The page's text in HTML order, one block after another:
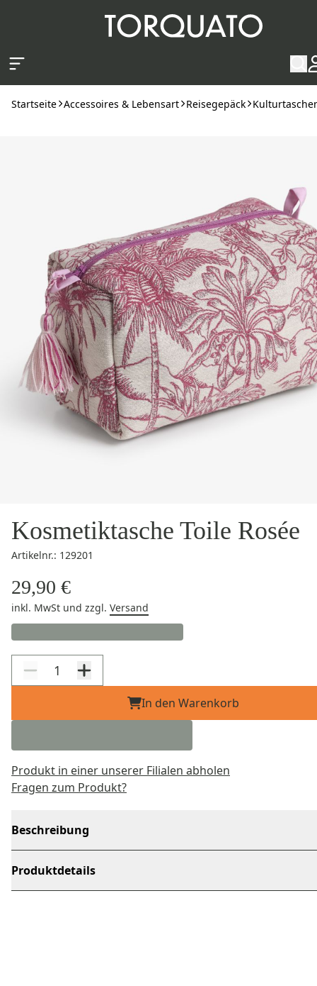
Startseite Accessoires & Lebensart Reisegepäck
Kosmetiktasche Toile Rosée
Artikelnr.: 129201
29,90 €
inkl. MwSt und zzgl. Versand
In den Warenkorb
Produkt in einer unserer Filialen abholen
Fragen zum Produkt?
Beschreibung
Produktdetails